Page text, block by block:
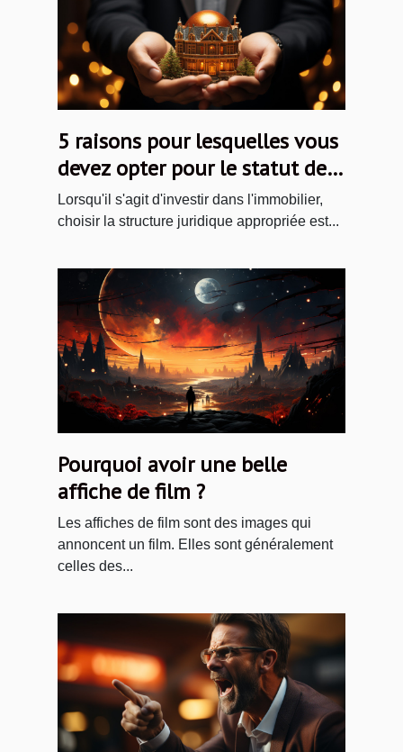
5 raisons pour lesquelles vous
devez opter pour le statut de
Société Civile immobilière
(SCI)
Lorsqu'il s'agit d'investir dans l'immobilier,
choisir la structure juridique appropriée est...
Pourquoi avoir une belle
affiche de film ?
Les affiches de film sont des images qui
annoncent un film. Elles sont généralement
celles des...